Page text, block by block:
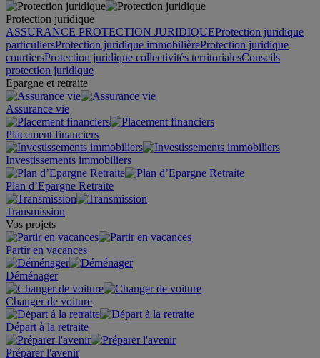
Protection juridique
ASSURANCE PROTECTION JURIDIQUEProtection juridique
particuliersProtection juridique immobilièreProtection juridique
courtiersProtection juridique collectivités territorialesConseils
protection juridique
Epargne et retraite
Assurance vie
Placement financiers
Investissements immobiliers
Plan d’Epargne Retraite
Transmission
Vos projets
Partir en vacances
Déménager
Changer de voiture
Départ à la retraite
Préparer l'avenir